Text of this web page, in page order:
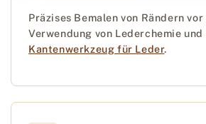
Präzises Bemalen von Rändern
Verwendung von Lederchemie
Kantenwerkzeug für Leder.